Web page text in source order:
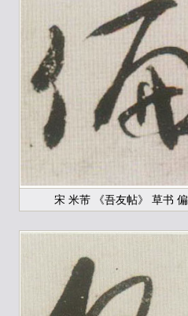
宋 米芾 《吾友帖》 草书 偏